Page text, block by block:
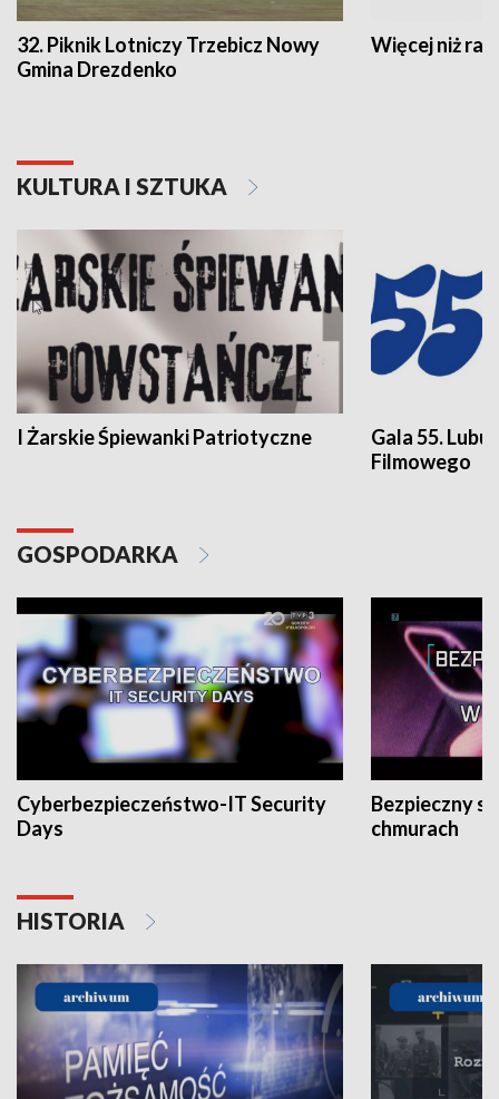
32. Piknik Lotniczy Trzebicz Nowy
Gmina Drezdenko
Więcej niż rajd
KULTURA I SZTUKA
I Żarskie Śpiewanki Patriotyczne
Gala 55.
Filmowego
GOSPODARKA
Cyberbezpieczeństwo-IT Security
Days
Bezpieczny
chmurach
HISTORIA